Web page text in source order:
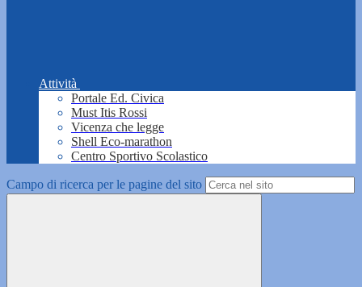
Attività
Portale Ed. Civica
Must Itis Rossi
Vicenza che legge
Shell Eco-marathon
Centro Sportivo Scolastico
Campo di ricerca per le pagine del sito